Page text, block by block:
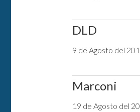
DLD
9 de Agosto del
Marconi
19 de Agosto del